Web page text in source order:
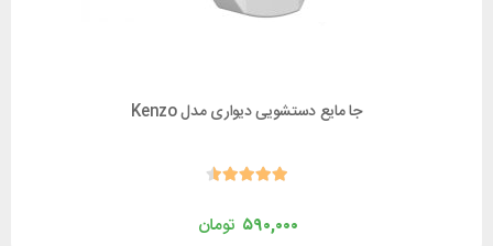
جا مایع دستشویی دیواری مدل Kenzo
تومان